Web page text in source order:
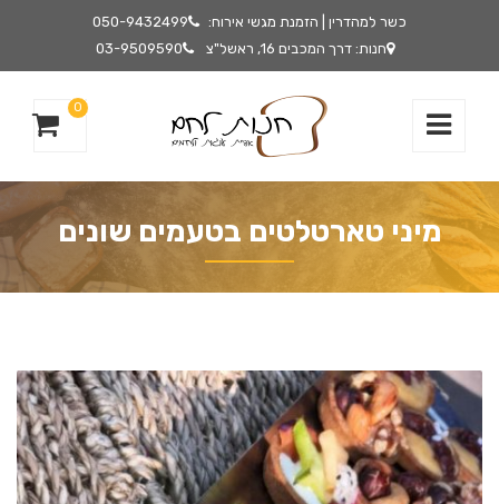
כשר למהדרין | הזמנת מגשי אירוח:
050-9432499
חנות: דרך המכבים 16, ראשל"צ
03-9509590
0
מיני טארטלטים בטעמים שונים